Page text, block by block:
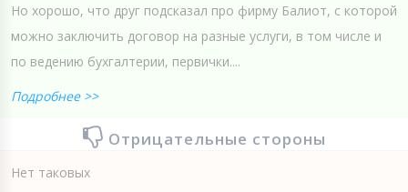
Но хорошо, что друг подсказал про фирму Балиот, с которой
можно заключить договор на разные услуги, в том числе и
по ведению бухгалтерии, первички....
Подробнее >>
Отрицательные стороны
Нет таковых